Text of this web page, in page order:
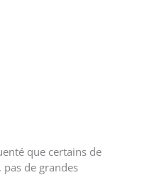
que certains de
de grandes